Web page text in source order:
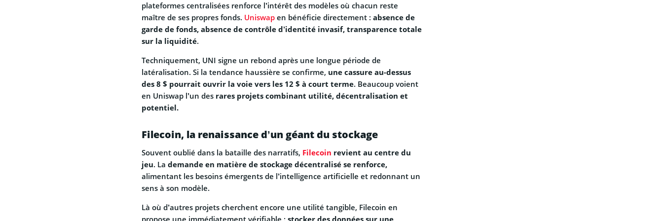
plateformes centralisées renforce l’intérêt des modèles où chacun reste
maître de ses propres fonds. Uniswap en bénéficie directement : absence de
garde de fonds, absence de contrôle d’identité invasif, transparence totale
sur la liquidité.
Techniquement, UNI signe un rebond après une longue période de
latéralisation. Si la tendance haussière se confirme, une cassure au-dessus
des 8 $ pourrait ouvrir la voie vers les 12 $ à court terme. Beaucoup voient
en Uniswap l’un des rares projets combinant utilité, décentralisation et
potentiel.
Filecoin, la renaissance d’un géant du stockage
Souvent oublié dans la bataille des narratifs, Filecoin revient au centre du
jeu. La demande en matière de stockage décentralisé se renforce,
alimentant les besoins émergents de l’intelligence artificielle et redonnant un
sens à son modèle.
Là où d’autres projets cherchent encore une utilité tangible, Filecoin en